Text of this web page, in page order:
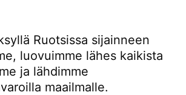
Ruotsissa sijainneen
luovuimme lähes kaikista
ja lähdimme
maailmalle.